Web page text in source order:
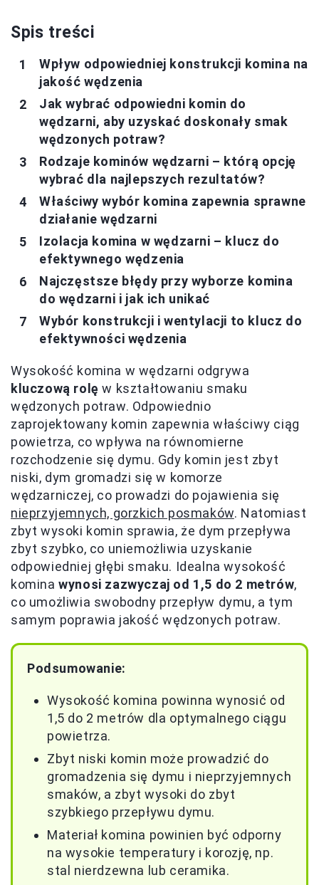
Spis treści
Wpływ odpowiedniej konstrukcji komina na
jakość wędzenia
Jak wybrać odpowiedni komin do
wędzarni, aby uzyskać doskonały smak
wędzonych potraw?
Rodzaje kominów wędzarni – którą opcję
wybrać dla najlepszych rezultatów?
Właściwy wybór komina zapewnia sprawne
działanie wędzarni
Izolacja komina w wędzarni – klucz do
efektywnego wędzenia
Najczęstsze błędy przy wyborze komina
do wędzarni i jak ich unikać
Wybór konstrukcji i wentylacji to klucz do
efektywności wędzenia
Wysokość komina w wędzarni odgrywa
kluczową rolę w kształtowaniu smaku
wędzonych potraw. Odpowiednio
zaprojektowany komin zapewnia właściwy ciąg
powietrza, co wpływa na równomierne
rozchodzenie się dymu. Gdy komin jest zbyt
niski, dym gromadzi się w komorze
wędzarniczej, co prowadzi do pojawienia się
nieprzyjemnych, gorzkich posmaków. Natomiast
zbyt wysoki komin sprawia, że dym przepływa
zbyt szybko, co uniemożliwia uzyskanie
odpowiedniej głębi smaku. Idealna wysokość
kominawynosi zazwyczaj od 1,5 do 2 metrów,
co umożliwia swobodny przepływ dymu, a tym
samym poprawia jakość wędzonych potraw.
Podsumowanie:
Wysokość komina powinna wynosić od
1,5 do 2 metrów dla optymalnego ciągu
powietrza.
Zbyt niski komin może prowadzić do
gromadzenia się dymu i nieprzyjemnych
smaków, a zbyt wysoki do zbyt
szybkiego przepływu dymu.
Materiał komina powinien być odporny
na wysokie temperatury i korozję, np.
stal nierdzewna lub ceramika.